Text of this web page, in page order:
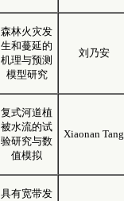
森林火灾发
生和蔓延的
机理与预测
模型研究
刘乃安
复式河道植
被水流的试
验研究与数
值模拟
Xiaonan Tang
具有宽带发